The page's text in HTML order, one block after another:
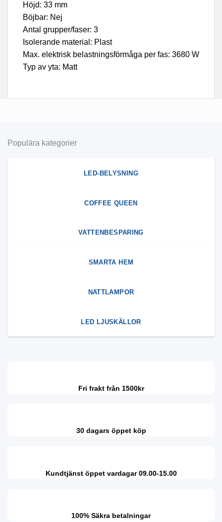
Höjd: 33 mm
Böjbar: Nej
Antal grupper/faser: 3
Isolerande material: Plast
Max. elektrisk belastningsförmåga per fas: 3680 W
Typ av yta: Matt
Populära kategorier
LED-BELYSNING
COFFEE QUEEN
VATTENBESPARING
SMARTA HEM
NATTLAMPOR
LED LJUSKÄLLOR
Fri frakt från 1500kr
30 dagars öppet köp
Kundtjänst öppet vardagar 09.00-15.00
100% Säkra betalningar